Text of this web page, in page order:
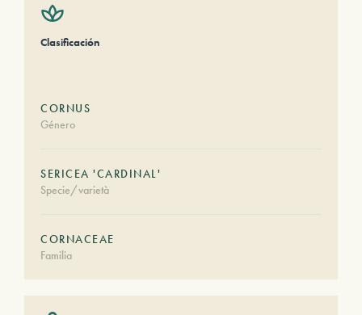
Clasificación
CORNUS
Género
SERICEA 'CARDINAL'
Specie/varietà
CORNACEAE
Familia